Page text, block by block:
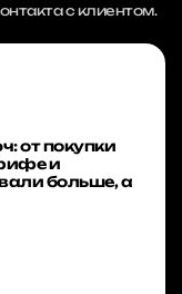
с клиентом.
от покупки
и
больше, а